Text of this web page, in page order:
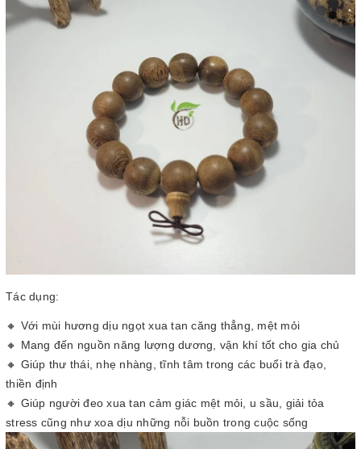
Tác dụng:
🔸 Với mùi hương dịu ngọt xua tan căng thẳng, mệt mỏi
🔸 Mang đến nguồn năng lượng dương, vận khí tốt cho gia chủ
🔸 Giúp thư thái, nhẹ nhàng, tĩnh tâm trong các buổi trà đạo,
thiền định
🔸 Giúp người đeo xua tan cảm giác mệt mỏi, u sầu, giải tỏa
stress cũng như xoa dịu những nỗi buồn trong cuộc sống